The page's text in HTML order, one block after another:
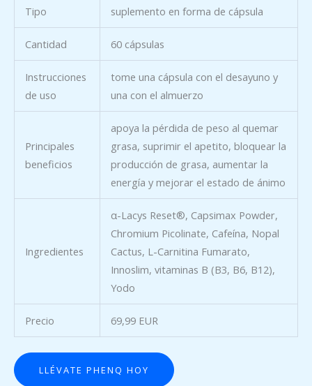
Tipo suplemento en forma de cápsula
Cantidad 60 cápsulas
Instrucciones
de uso
tome una cápsula con el desayuno y
una con el almuerzo
Principales
beneficios
apoya la pérdida de peso al quemar
grasa, suprimir el apetito, bloquear la
producción de grasa, aumentar la
energía y mejorar el estado de ánimo
Ingredientes
α-Lacys Reset®, Capsimax Powder,
Chromium Picolinate, Cafeína, Nopal
Cactus, L-Carnitina Fumarato,
Innoslim, vitaminas B (B3, B6, B12),
Yodo
Precio 69,99 EUR
LLÉVATE PHENQ HOY